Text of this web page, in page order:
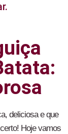
deliciosa e que
Hoje vamos